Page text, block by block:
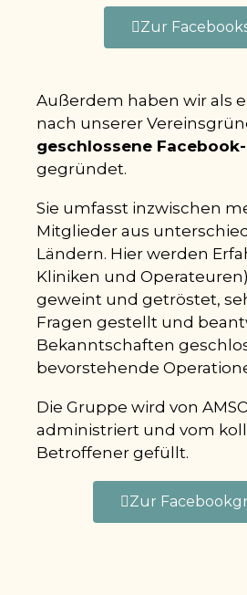
Zur
Außerdem haben wir als
nach unserer
geschlossene
gegründet.
Sie umfasst inzwischen
Mitglieder aus
Ländern. Hier werden
Kliniken und
geweint und getröstet,
Fragen gestellt und
Bekanntschaften
bevorstehende
Die Gruppe wird von
administriert und vom
Betroffener gefüllt.
Zur